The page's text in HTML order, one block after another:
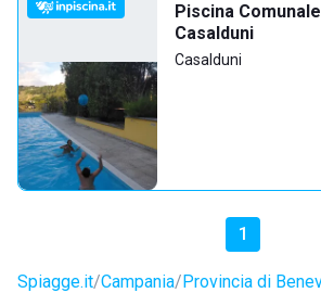
Piscina
Casalduni
Casalduni
1
Spiagge.it Campania Provincia di